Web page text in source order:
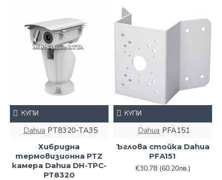
Dahua PT8320-TA35
Хибридна
термовизионна PTZ
камера Dahua DH-TPC-
PT8320
КУПИ
Dahua PFA151
Ъглова стойка Dahua
PFA151
€30.78 (60.20лв.)
КУПИ